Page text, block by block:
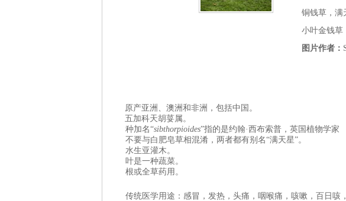
铜钱草，满
小叶金钱草
图片作者：
原产亚洲、澳洲和非洲，包括中国。
五加科天胡荽属。
种加名“sibthorpioides”指的是约翰·西布索普，英国植物学家
不要与白肥皂草相混淆，两者都有别名“满天星”。
水生亚灌木。
叶是一种蔬菜。
根或全草药用。
传统医学用途：感冒，发热，头痛，咽喉痛，咳嗽，百日咳